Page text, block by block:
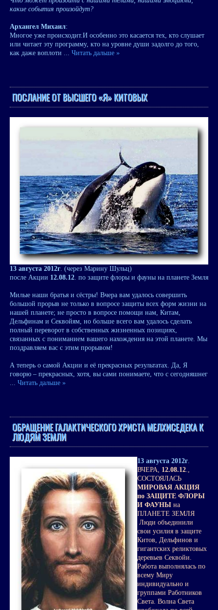
какие события произойдут?
Aрхангел Михаил:
Многое уже происходит.И особенно это касается тех, кто слушает
или читает эту программу, кто на уровне души задолго до того,
как даже воплоти ... Читать дальше »
ПОСЛАНИЕ ОТ ВЫСШЕГО «Я» КИТОВЫХ
13 августа 2012г . (через Марину Шульц)
после Акции 12.08.12 . по защите флоры и фауны на планете Земля
Милые наши братья и сёстры! Вчера вам удалось совершить
большой прорыв не только в вопросе защиты всех форм жизни на
нашей планете; не просто в вопросе помощи нам, Китам,
Дельфинам и Секвойям, но больше всего вам удалось сделать
полный переворот в собственных жизненных позициях,
связанных с пониманием вашего нахождения на этой планете. Мы
поздравляем вас с этим прорывом!
А теперь о самой Акции и её прекрасных результатах. Да, Я
говорю – прекрасных, хотя, вы сами понимаете, что с сегодняшнег
Читать дальше »
ОБРАЩЕНИЕ ГАЛАКТИЧЕСКОГО ХРИСТА МЕЛХИСЕДЕКА К
ЛЮДЯМ ЗЕМЛИ
13 августа 2012г
ВЧЕРА, 12.08.12
СОСТОЯЛАСЬ
МИРОВАЯ АКЦИЯ
по ЗАЩИТЕ ФЛОРЫ
И ФАУНЫ на
ПЛАНЕТЕ ЗЕМЛЯ
Люди объединили
свои усилия в защите
Китов, Дельфинов и
гигантских реликтовых
деревьев Секвойи.
Работа выполнялась по
всему Миру
индивидуально и
группами Работников
Света. Волна Света